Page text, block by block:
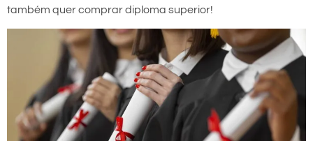
também quer comprar diploma superior!